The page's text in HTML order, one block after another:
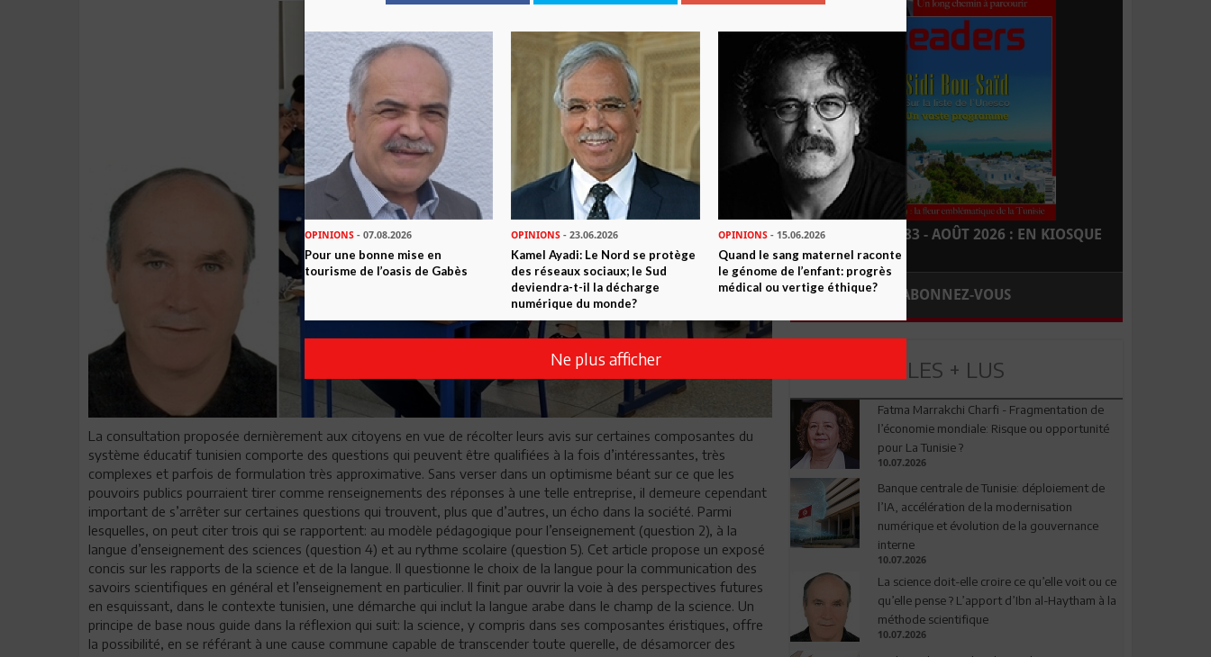
La consultation proposée dernièrement aux citoyens en vue de récolter leurs avis sur certaines composantes du
système éducatif tunisien comporte des questions qui peuvent être qualifiées à la fois d’intéressantes, très
complexes et parfois de formulation très approximative. Sans verser dans un optimisme béant sur ce que les
pouvoirs publics pourraient tirer comme renseignements des réponses à une telle entreprise, il demeure cependant
important de s’arrêter sur certaines questions qui trouvent, plus que d’autres, un écho dans la société. Parmi
lesquelles, on peut citer trois qui se rapportent: au modèle pédagogique pour l’enseignement (question 2), à la
langue d’enseignement des sciences (question 4) et au rythme scolaire (question 5). Cet article propose un exposé
concis sur les rapports de la science et de la langue. Il questionne le choix de la langue pour la communication des
savoirs scientifiques en général et l’enseignement en particulier. Il finit par ouvrir la voie à des perspectives futures
en esquissant, dans le contexte tunisien, une démarche qui inclut la langue arabe dans le champ de la science. Un
principe de base nous guide dans la réflexion qui suit: la science, y compris dans ses composantes éristiques, offre
la possibilité, en se référant à une cause commune capable de transcender toute querelle, de désamorcer des
LEADERS N° 183 - AOÛT 2026 : EN KIOSQUE
ABONNEZ-VOUS
LES + LUS
Fatma Marrakchi Charfi - Fragmentation de
l’économie mondiale: Risque ou opportunité
pour La Tunisie ?
10.07.2026
Banque centrale de Tunisie: déploiement de
l’IA, accélération de la modernisation
numérique et évolution de la gouvernance
interne
10.07.2026
La science doit-elle croire ce qu’elle voit ou ce
qu’elle pense ? L’apport d’Ibn al-Haytham à la
méthode scientifique
10.07.2026
OPINIONS - 07.08.2026
Pour une bonne mise en
tourisme de l’oasis de Gabès
OPINIONS - 23.06.2026
Kamel Ayadi: Le Nord se protège
des réseaux sociaux; le Sud
deviendra-t-il la décharge
numérique du monde?
OPINIONS- 15.06.2026
Quand le sang maternel raconte
le génome de l’enfant: progrès
médical ou vertige éthique?
Ne plus afficher